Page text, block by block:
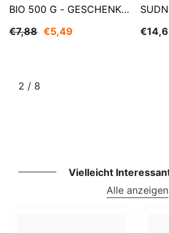
BIO 500 G - GESCHENKE
€7,88 €5,49
2 / von
8
Vielleicht
Alle anzeigen